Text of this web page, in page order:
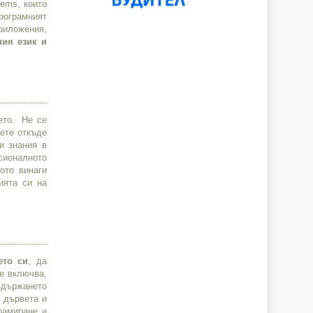
които
език и
Не се
откъде
знания в
винаги
си на
си , да
включва,
дървета и
и